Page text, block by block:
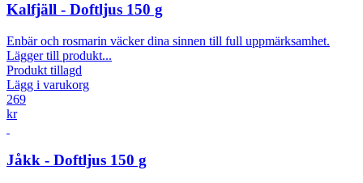
Kalfjäll - Doftljus 150 g
Enbär och rosmarin väcker dina sinnen till full uppmärksamhet.
Lägger till produkt...
Produkt tillagd
Lägg i varukorg
269
kr
Jåkk - Doftljus 150 g